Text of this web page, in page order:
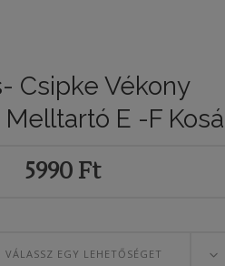
Csipke Vékony
E -F
5990 Ft
VÁLASSZ EGY LEHETŐSÉGET